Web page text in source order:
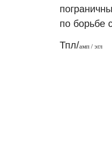
по борьбе
Тпл/амп / эгл